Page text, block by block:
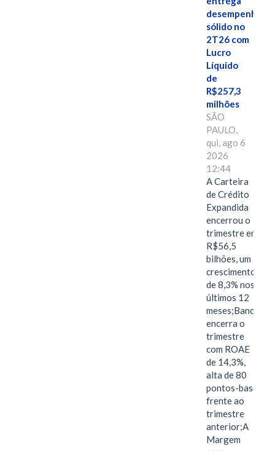
desempenho
sólido no
2T26 com
Lucro
Líquido
de
R$257,3
milhões
SÃO
PAULO,
qui, ago 6
2026
12:44
A Carteira
de Crédito
Expandida
encerrou o
trimestre em
R$56,5
bilhões, um
crescimento
de 8,3% nos
últimos 12
meses;Banco
encerra o
trimestre
com ROAE
de 14,3%,
alta de 80
pontos-base
frente ao
trimestre
anterior;A
Margem